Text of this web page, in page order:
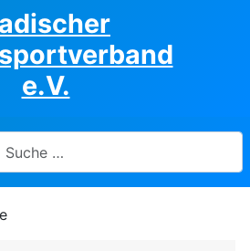
e.V.